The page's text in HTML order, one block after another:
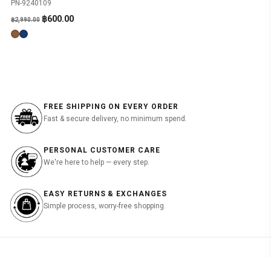
PN-9240109
฿2,990.00 Original
฿600.00Current
FREE SHIPPING ON EVERY ORDER
Fast & secure delivery, no minimum spend.
PERSONAL CUSTOMER CARE
We're here to help — every step.
EASY RETURNS & EXCHANGES
Simple process, worry-free shopping.